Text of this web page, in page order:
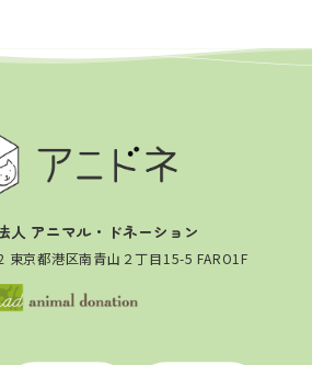
人 アニマル・ドネーション
京都港区南青山２丁目15-5 FARO1F